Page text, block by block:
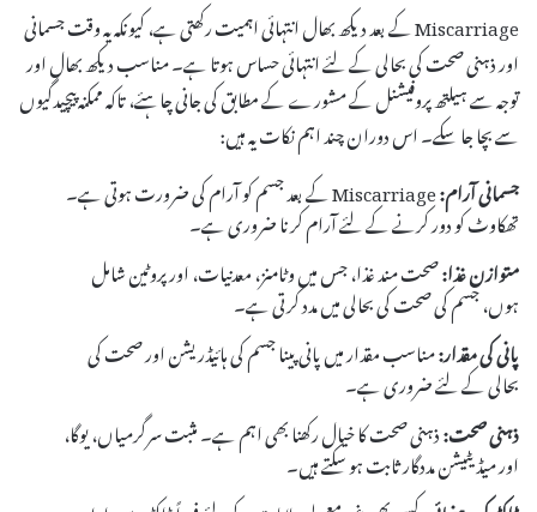
Miscarriage کے بعد دیکھ بھال انتہائی اہمیت رکھتی ہے، کیونکہ یہ وقت جسمانی
اور ذہنی صحت کی بحالی کے لئے انتہائی حساس ہوتا ہے۔ مناسب دیکھ بھال اور
توجہ سے ہیلتھ پروفیشنل کے مشورے کے مطابق کی جانی چاہئے، تاکہ ممکنہ پیچیدگیوں
سے بچا جا سکے۔ اس دوران چند اہم نکات یہ ہیں:
جسمانی آرام:
Miscarriage کے بعد جسم کو آرام کی ضرورت ہوتی ہے۔
تھکاوٹ کو دور کرنے کے لئے آرام کرنا ضروری ہے۔
متوازن غذا:صحت مند غذا، جس میں وٹامنز، معدنیات، اور پروٹین شامل
ہوں، جسم کی صحت کی بحالی میں مدد کرتی ہے۔
پانی کی مقدار:مناسب مقدار میں پانی پینا جسم کی ہائیڈریشن اور صحت کی
بحالی کے لئے ضروری ہے۔
ذہنی صحت:ذہنی صحت کا خیال رکھنا بھی اہم ہے۔ مثبت سرگرمیاں، یوگا،
اور میڈیٹیشن مددگار ثابت ہو سکتے ہیں۔